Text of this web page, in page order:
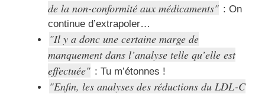
de la non-conformité aux médicaments
: On
continue d’extrapoler…
Il y a donc une certaine marge de
manquement dans l’analyse telle qu’elle est
effectuée
: Tu m’étonnes !
Enfin, les analyses des réductions du LDL-C